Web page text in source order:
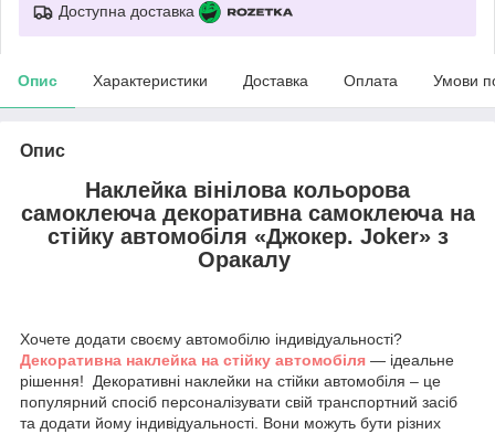
Доступна доставка
Опис Характеристики Доставка Оплата Умови
Опис
Наклейка вінілова кольорова
самоклеюча декоративна самоклеюча на
стійку автомобіля «Джокер. Joker» з
Оракалу
Хочете додати своєму автомобілю індивідуальності?
Декоративна наклейка на стійку автомобіля — ідеальне
рішення! Декоративні наклейки на стійки автомобіля – це
популярний спосіб персоналізувати свій транспортний засіб
та додати йому індивідуальності. Вони можуть бути різних